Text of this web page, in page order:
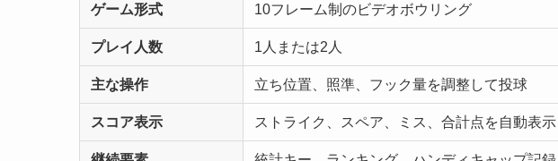
ゲーム形式 10フレーム制のビデオボウリング
プレイ人数 1人または2人
主な操作 立ち位置、照準、フック量を調整して投球
スコア表示 ストライク、スペア、ミス、合計点を自動表示